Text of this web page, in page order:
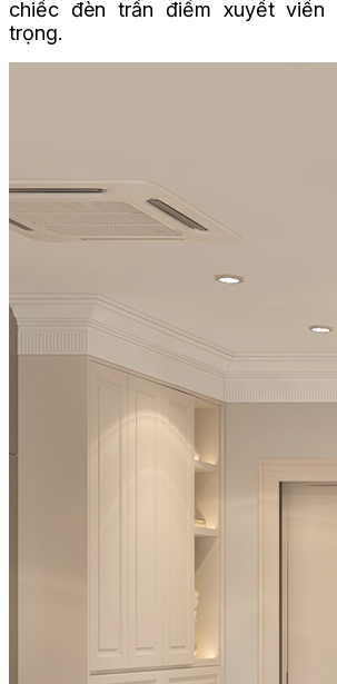
chiếc đèn trần điểm xuyết viền
trọng.